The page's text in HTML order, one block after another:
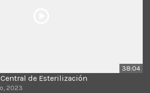
38:04
de Esterilización
2023